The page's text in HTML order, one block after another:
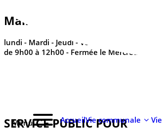
Mairie de Réville - ses
lundi - Mardi - Jeudi - Vendredi - Samedi
de 9h00 à 12h00 - Fermée le Mercredi
Menu AccueilVie communale
SERVICE PUBLIC POUR​